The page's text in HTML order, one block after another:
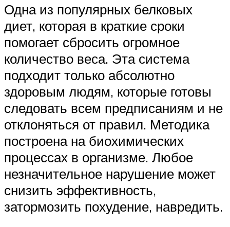
Одна из популярных белковых
диет, которая в краткие сроки
помогает сбросить огромное
количество веса. Эта система
подходит только абсолютно
здоровым людям, которые готовы
следовать всем предписаниям и не
отклоняться от правил. Методика
построена на биохимических
процессах в организме. Любое
незначительное нарушение может
снизить эффективность,
затормозить похудение, навредить.